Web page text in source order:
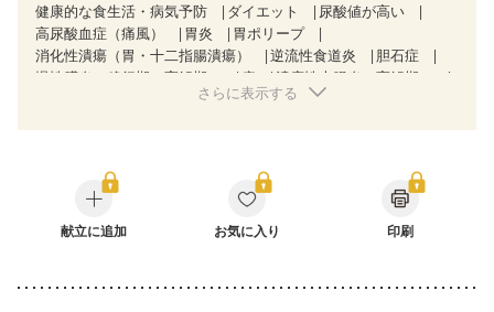
健康的な食生活・病気予防 ダイエット
尿酸値が高い
高尿酸血症（痛風）
胃炎
胃ポリープ
消化性潰瘍（胃・十二指腸潰瘍）
逆流性食道炎
胆石症
慢性膵炎（移行期・寛解期）
痔
潰瘍性大腸炎（寛解期）
過敏性腸症候群（IBS）
飲み込みにくい
消化不良
産後（母乳）
産後（混合栄養）
産後（ミルク）
関節リウマチ
フレイル（年齢に合わせた体作り）
さらに表示する
献立に追加 お気に入り 印刷